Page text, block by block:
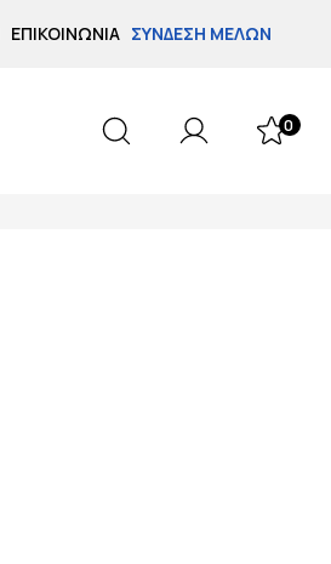
ΕΠΙΚΟΙΝΩΝΊΑ ΣΎΝΔΕΣΗ ΜΕΛΏΝ
0